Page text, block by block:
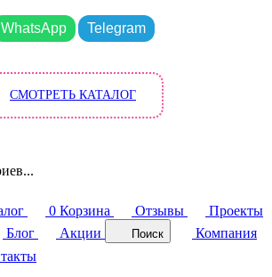
WhatsApp Telegram
СМОТРЕТЬ КАТАЛОГ
0 Корзина Отзывы
Проекты
Блог Акции Поиск
Компания